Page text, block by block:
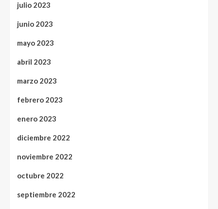
julio 2023
junio 2023
mayo 2023
abril 2023
marzo 2023
febrero 2023
enero 2023
diciembre 2022
noviembre 2022
octubre 2022
septiembre 2022